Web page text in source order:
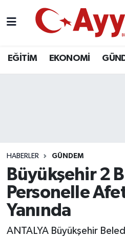
EĞİTİM EKONOMİ
HABERLER GÜNDEM
Büyükşehir 2
Personelle
Yanında
ANTALYA Büyükşehir